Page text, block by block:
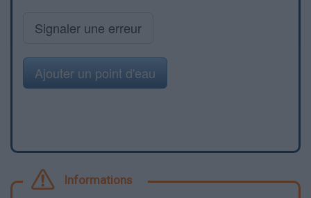
Signaler une erreur
Ajouter un point d'eau
Informations